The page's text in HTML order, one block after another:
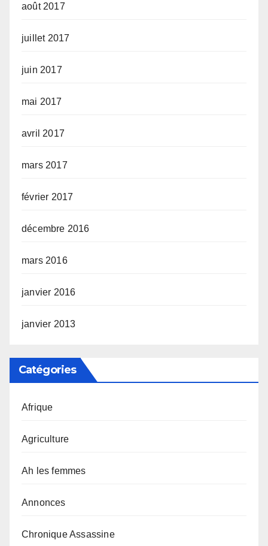
août 2017
juillet 2017
juin 2017
mai 2017
avril 2017
mars 2017
février 2017
décembre 2016
mars 2016
janvier 2016
janvier 2013
Catégories
Afrique
Agriculture
Ah les femmes
Annonces
Chronique Assassine